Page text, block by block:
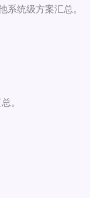
统级方案汇总。
。